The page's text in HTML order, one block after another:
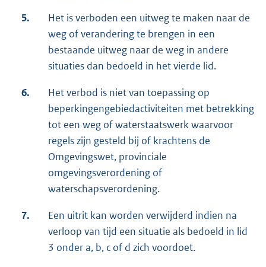
5.
Het is verboden een uitweg te maken naar de
weg of verandering te brengen in een
bestaande uitweg naar de weg in andere
situaties dan bedoeld in het vierde lid.
6.
Het verbod is niet van toepassing op
beperkingengebiedactiviteiten met betrekking
tot een weg of waterstaatswerk waarvoor
regels zijn gesteld bij of krachtens de
Omgevingswet, provinciale
omgevingsverordening of
waterschapsverordening.
7.
Een uitrit kan worden verwijderd indien na
verloop van tijd een situatie als bedoeld in lid
3 onder a, b, c of d zich voordoet.